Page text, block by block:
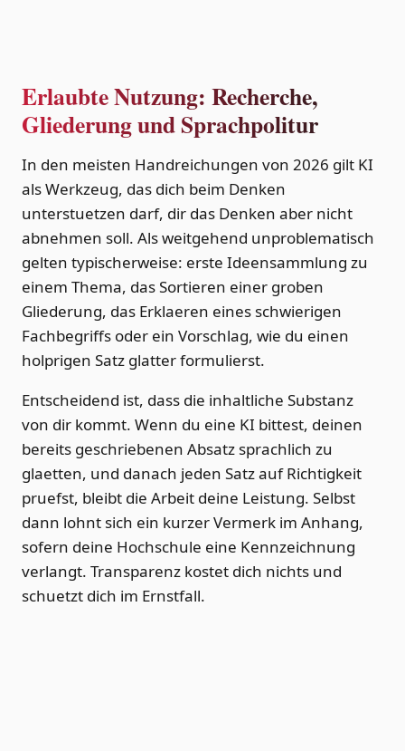
Erlaubte Nutzung: Recherche,
Gliederung und Sprachpolitur
In den meisten Handreichungen von 2026 gilt KI
als Werkzeug, das dich beim Denken
unterstuetzen darf, dir das Denken aber nicht
abnehmen soll. Als weitgehend unproblematisch
gelten typischerweise: erste Ideensammlung zu
einem Thema, das Sortieren einer groben
Gliederung, das Erklaeren eines schwierigen
Fachbegriffs oder ein Vorschlag, wie du einen
holprigen Satz glatter formulierst.
Entscheidend ist, dass die inhaltliche Substanz
von dir kommt. Wenn du eine KI bittest, deinen
bereits geschriebenen Absatz sprachlich zu
glaetten, und danach jeden Satz auf Richtigkeit
pruefst, bleibt die Arbeit deine Leistung. Selbst
dann lohnt sich ein kurzer Vermerk im Anhang,
sofern deine Hochschule eine Kennzeichnung
verlangt. Transparenz kostet dich nichts und
schuetzt dich im Ernstfall.